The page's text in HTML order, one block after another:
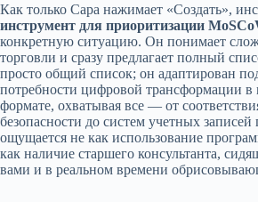
Как только Сара нажимает «Создать»,
инструмент для приоритизации
конкретную ситуацию. Он понимает
торговли и сразу предлагает полный
просто общий список; он адаптирован
потребности цифровой трансформации в
формате, охватывая все — от
безопасности до систем учетных записей
ощущается не как использование
как наличие старшего консультанта,
вами и в реальном времени